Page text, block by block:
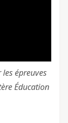
les épreuves
Éducation